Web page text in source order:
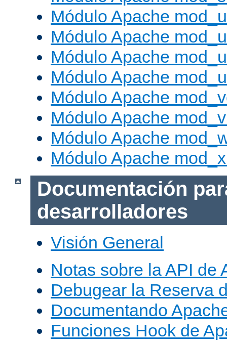
Módulo Apache
Módulo Apache
Módulo Apache
Módulo Apache
Módulo Apache
Módulo Apache
Módulo Apache
Módulo Apache
Documentación
desarrolladores
Visión General
Notas sobre la API de
Debugear la Reserva
Documentando
Funciones Hook de